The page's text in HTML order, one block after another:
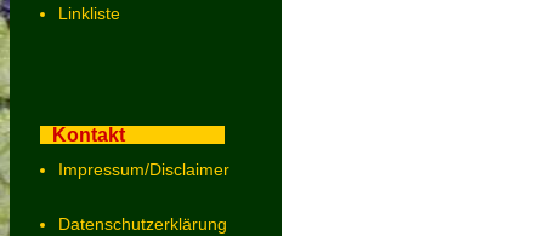
Linkliste
Kontakt
Impressum/Disclaimer
Datenschutzerklärung